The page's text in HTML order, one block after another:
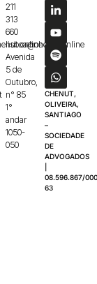
211
313
660
lisboa@chenut.online
Avenida
5 de
Outubro,
n° 85
1°
andar
1050-
050
CHENUT,
OLIVEIRA,
SANTIAGO
–
SOCIEDADE
DE
ADVOGADOS
08.596.867/
63